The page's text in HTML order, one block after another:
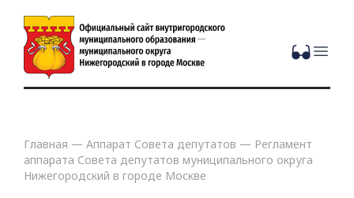
Главная — Аппарат Совета депутатов — Регламент
аппарата Совета депутатов муниципального округа
Нижегородский в городе Москве